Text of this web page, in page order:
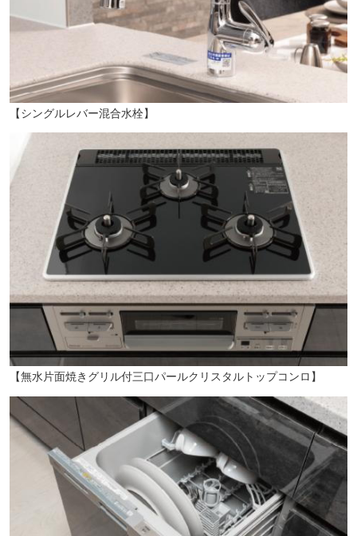
【シングルレバー混合水栓】
【無水片面焼きグリル付三口パールクリスタルトップコンロ】